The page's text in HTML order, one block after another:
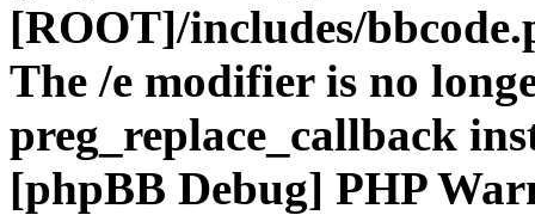
[ROOT]/includes/
The /e modifier is no
preg_replace_callback
[phpBB Debug] PHP